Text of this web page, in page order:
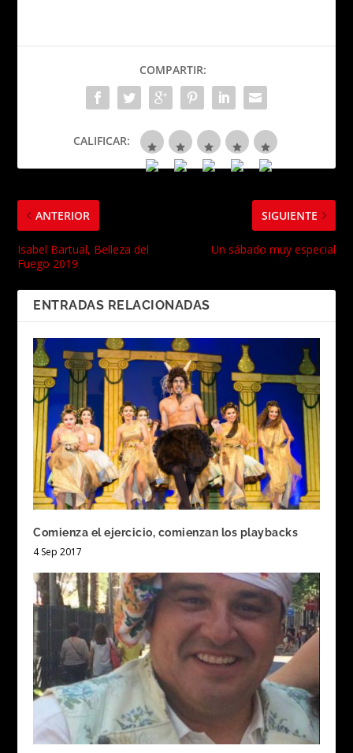
COMPARTIR:
CALIFICAR:
ANTERIOR
Isabel Bartual, Belleza del
Fuego 2019
SIGUIENTE
Un sábado muy especial
ENTRADAS RELACIONADAS
Comienza el ejercicio, comienzan los playbacks
4 Sep 2017